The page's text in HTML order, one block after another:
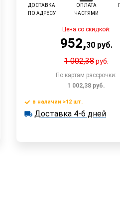
ДОСТАВКА
ПО АДРЕСУ
ОПЛАТА
ЧАСТЯМИ
Цена со скидкой:
952,30руб.
1 002,38руб.
По картам рассрочки:
1 002,38 руб.
В
в наличии >12 шт.
в наличии >12 шт.
Доставка 4-6 дней